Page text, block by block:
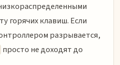
горячих клавиш. Если
разрывается,
просто не доходят до